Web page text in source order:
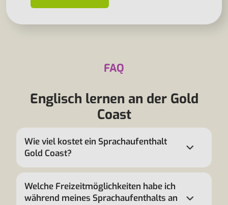
FAQ
Englisch lernen an der Gold
Coast
Wie viel kostet ein Sprachaufenthalt
Gold Coast?
Welche Freizeitmöglichkeiten habe ich
während meines Sprachaufenthalts an